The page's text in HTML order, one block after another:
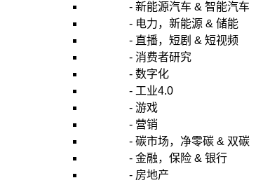
- 新能源汽车 & 智能汽车
- 电力，新能源 & 储能
- 直播，短剧 & 短视频
- 消费者研究
- 数字化
- 工业4.0
- 游戏
- 营销
- 碳市场，净零碳 & 双碳
- 金融，保险 & 银行
- 房地产